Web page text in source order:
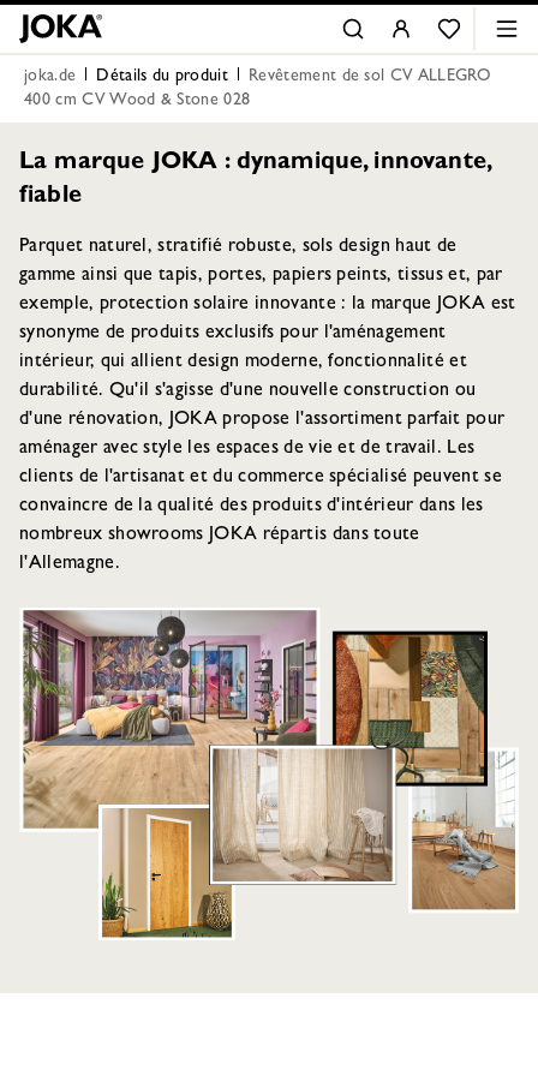
joka.de Détails du produit
Revêtement de sol CV ALLEGRO
400 cm CV Wood & Stone 028
La marque JOKA : dynamique, innovante,
fiable
Parquet naturel, stratifié robuste, sols design haut de
gamme ainsi que tapis, portes, papiers peints, tissus et, par
exemple, protection solaire innovante : la marque JOKA est
synonyme de produits exclusifs pour l'aménagement
intérieur, qui allient design moderne, fonctionnalité et
durabilité. Qu'il s'agisse d'une nouvelle construction ou
d'une rénovation, JOKA propose l'assortiment parfait pour
aménager avec style les espaces de vie et de travail. Les
clients de l'artisanat et du commerce spécialisé peuvent se
convaincre de la qualité des produits d'intérieur dans les
nombreux showrooms JOKA répartis dans toute
l'Allemagne.